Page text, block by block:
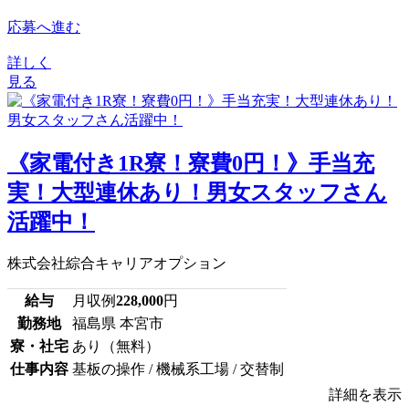
応募へ進む
詳しく
見る
《家電付き1R寮！寮費0円！》手当充
実！大型連休あり！男女スタッフさん
活躍中！
株式会社綜合キャリアオプション
給与 月収例228,000円
勤務地
福島県 本宮市
寮・社宅 あり（無料）
仕事内容 基板の操作 / 機械系工場 / 交替制
詳細を表示